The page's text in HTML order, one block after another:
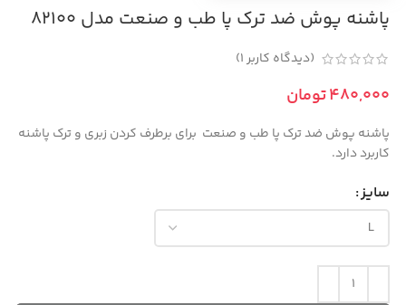
پاشنه پوش ضد ترک پا طب و صنعت مدل 82100
(دیدگاه کاربر1
)
تومان
پاشنه پوش ضد ترک پا طب و صنعت برای برطرف کردن زبری و ترک پاشنه
کاربرد دارد.
سایز